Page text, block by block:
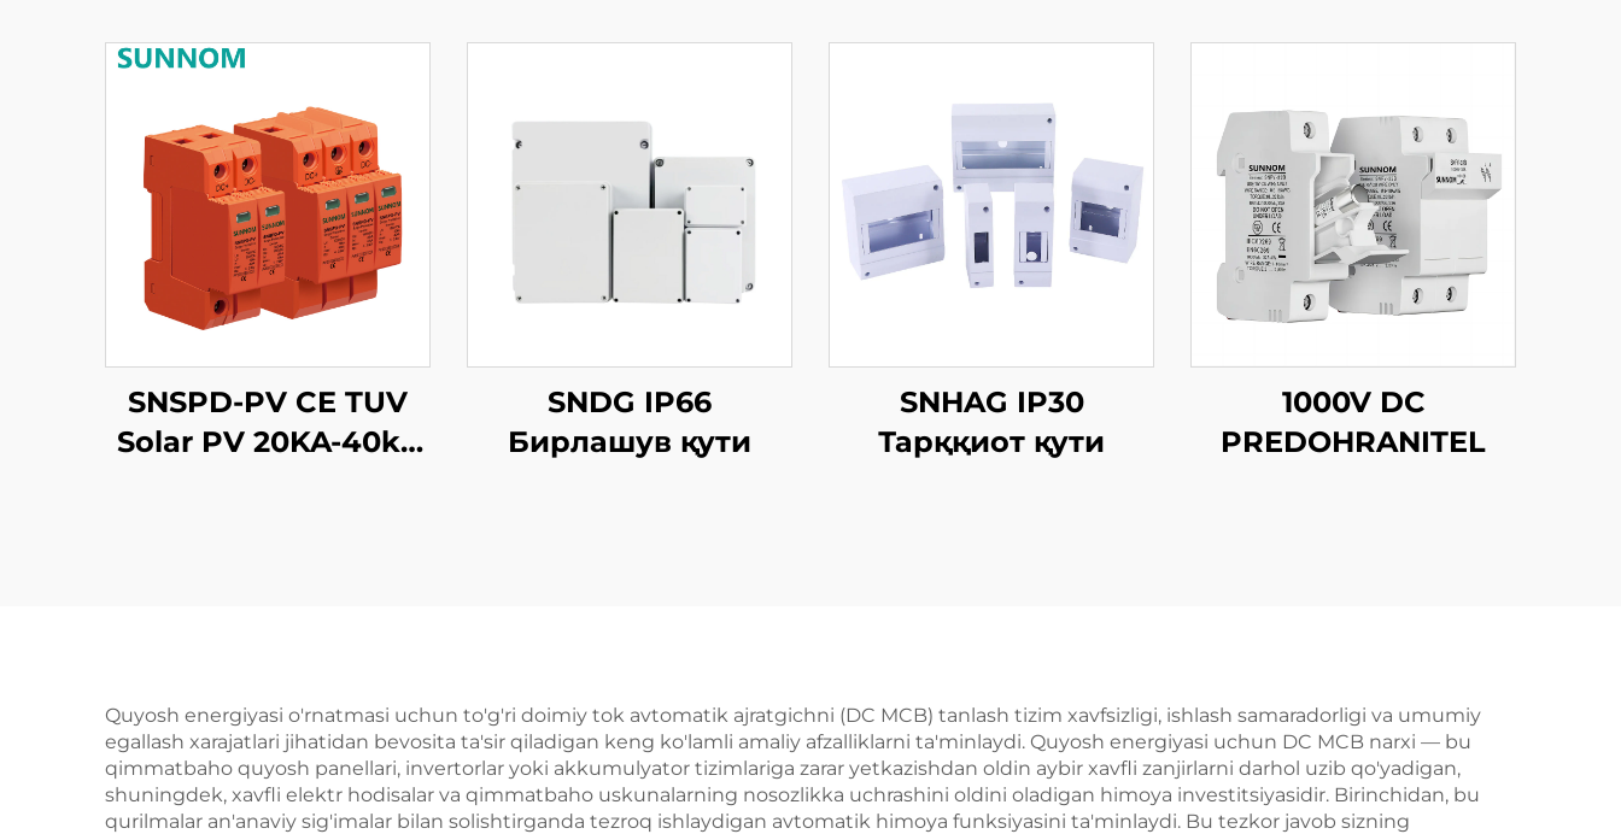
SNSPD-PV CE TUV
Solar PV 20KA-40ka
SNDG IP66
Бирлашув қути
SNHAG IP30
Тарққиот қути
1000V DC
PREDOHRANITEL
Quyosh energiyasi o'rnatmasi uchun to'g'ri doimiy tok avtomatik ajratgichni (DC MCB) tanlash tizim xavfsizligi, ishlash samaradorligi va umumiy
egallash xarajatlari jihatidan bevosita ta'sir qiladigan keng ko'lamli amaliy afzalliklarni ta'minlaydi. Quyosh energiyasi uchun DC MCB narxi — bu
qimmatbaho quyosh panellari, invertorlar yoki akkumulyator tizimlariga zarar yetkazishdan oldin aybir xavfli zanjirlarni darhol uzib qo'yadigan,
shuningdek, xavfli elektr hodisalar va qimmatbaho uskunalarning nosozlikka uchrashini oldini oladigan himoya investitsiyasidir. Birinchidan, bu
qurilmalar an'anaviy sig'imalar bilan solishtirganda tezroq ishlaydigan avtomatik himoya funksiyasini ta'minlaydi. Bu tezkor javob sizning